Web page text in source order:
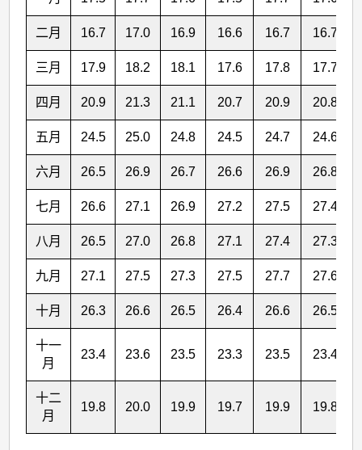
二月 16.7 17.0 16.9 16.6 16.7 16.7
三月 17.9 18.2 18.1 17.6 17.8 17.7
四月 20.9 21.3 21.1 20.7 20.9 20.8
五月 24.5 25.0 24.8 24.5 24.7 24.6
六月 26.5 26.9 26.7 26.6 26.9 26.8
七月 26.6 27.1 26.9 27.2 27.5 27.4
八月 26.5 27.0 26.8 27.1 27.4 27.3
九月 27.1 27.5 27.3 27.5 27.7 27.6
十月 26.3 26.6 26.5 26.4 26.6 26.5
十一
月
23.4 23.6 23.5 23.3 23.5 23.4
十二
月
19.8 20.0 19.9 19.7 19.9 19.8